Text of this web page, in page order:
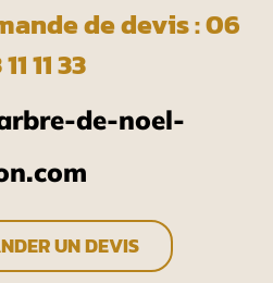
de devis : 06
11 33
de-noel-
UN DEVIS